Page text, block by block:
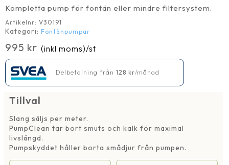
Kompletta pump för fontän eller mindre filtersystem.
Artikelnr: V30191
Kategori: Fontänpumpar
995 kr (inkl moms)/st
Delbetalning från 128 kr/månad
Tillval
Slang säljs per meter.
PumpClean tar bort smuts och kalk för maximal
livslängd.
Pumpskyddet håller borta smådjur från pumpen.